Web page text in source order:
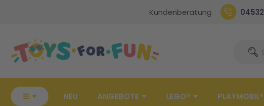
Kundenberatung
Suche
☰ NEU ANGEBOTE LEGO® PLAYMOBIL®